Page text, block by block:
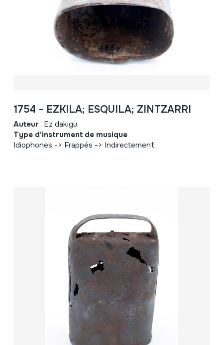
1754 - EZKILA; ESQUILA; ZINTZARRI
Auteur Ez dakigu.
Type d'instrument de musique
Idiophones -> Frappés -> Indirectement